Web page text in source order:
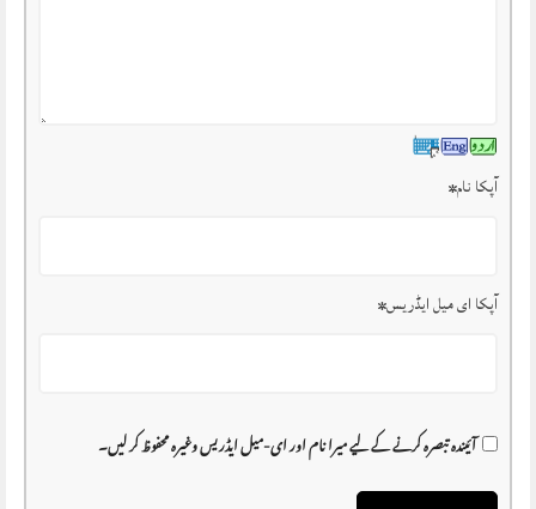
آپکا نام*
آپکا ای میل ایڈریس*
آئیندہ تبصرہ کرنے کے لیے میرا نام اور ای-میل ایڈریس وغیرہ محفوظ کر لیں۔